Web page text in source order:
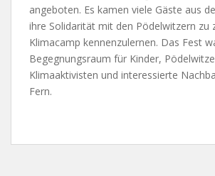
angeboten. Es kamen viele Gäste aus
ihre Solidarität mit den Pödelwitzern zu
Klimacamp kennenzulernen. Das Fest
Begegnungsraum für Kinder,
Klimaaktivisten und interessierte
Fern.